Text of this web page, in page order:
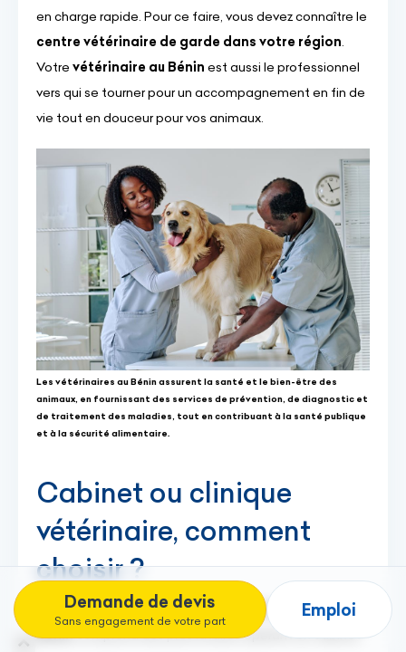
Demande de devis
Sans engagement de votre part
Emploi
en charge rapide. Pour ce faire, vous devez connaître le
centre vétérinaire de garde dans votre région.
Votre vétérinaire au Bénin est aussi le professionnel
vers qui se tourner pour un accompagnement en fin de
vie tout en douceur pour vos animaux.
Les vétérinaires au Bénin assurent la santé et le bien-être des
animaux, en fournissant des services de prévention, de diagnostic et
de traitement des maladies, tout en contribuant à la santé publique
et à la sécurité alimentaire.
Cabinet ou clinique
vétérinaire, comment
choisir ?
La sélection Go Africa Online des
vétérinaires au
Bénincomprend des prestataires opérant en cabinet